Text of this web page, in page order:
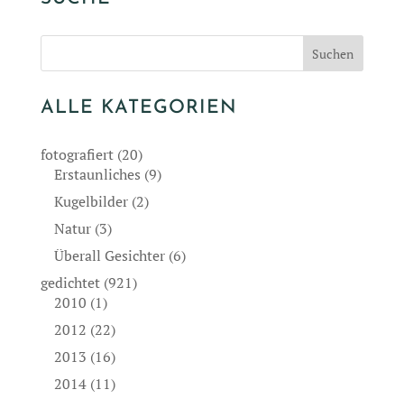
ALLE KATEGORIEN
fotografiert(20)
Erstaunliches (9)
Kugelbilder(2)
Natur(3)
Überall Gesichter(6)
gedichtet(921)
2010 (1)
2012 (22)
2013 (16)
2014(11)